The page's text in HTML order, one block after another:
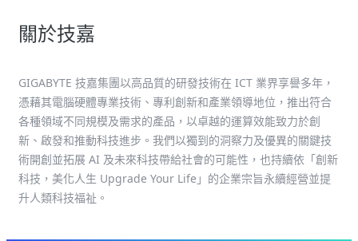
關於技嘉
GIGABYTE 技嘉集團以高品質的研發技術在 ICT 業界享譽多年，
憑藉其電腦硬體專業技術、專利創新和產業領導地位，推出符合
各種領域不同規模及需求的產品，以卓越的運算效能致力於創
新、啟發和推動科技進步。我們以獨到的洞察力及優異的關鍵技
術開創並拓展 AI 及未來科技帶給社會的可能性，也持續依「創新
科技，美化人生 Upgrade Your Life」的企業宗旨永續經營並提
升人類科技福祉。